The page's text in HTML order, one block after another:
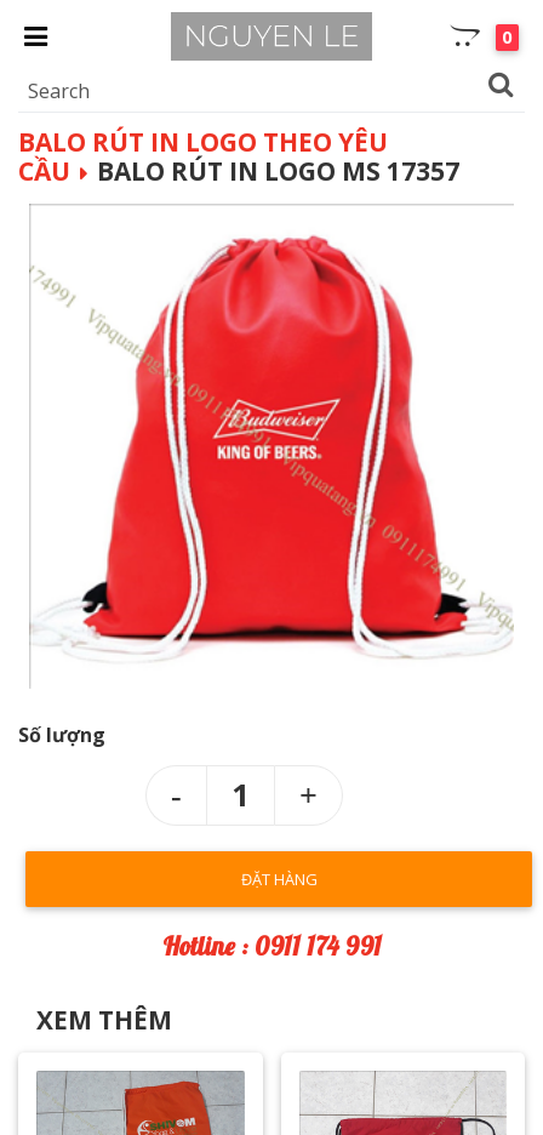
0
BALO RÚT IN LOGO THEO YÊU
CẦU
BALO RÚT IN LOGO MS 17357
Số lượng
1
ĐẶT HÀNG
Hotline : 0911 174 991
XEM THÊM